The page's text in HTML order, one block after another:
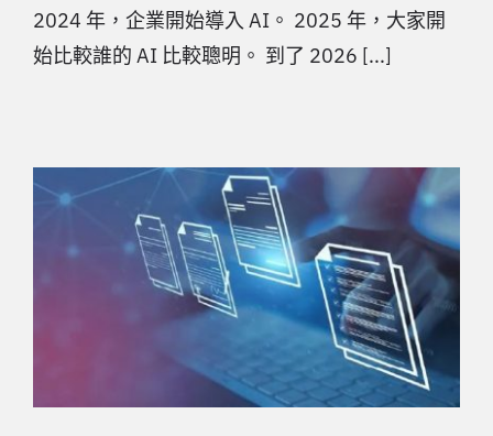
2024 年，企業開始導入 AI。 2025 年，大家開
始比較誰的 AI 比較聰明。 到了 2026 [...]